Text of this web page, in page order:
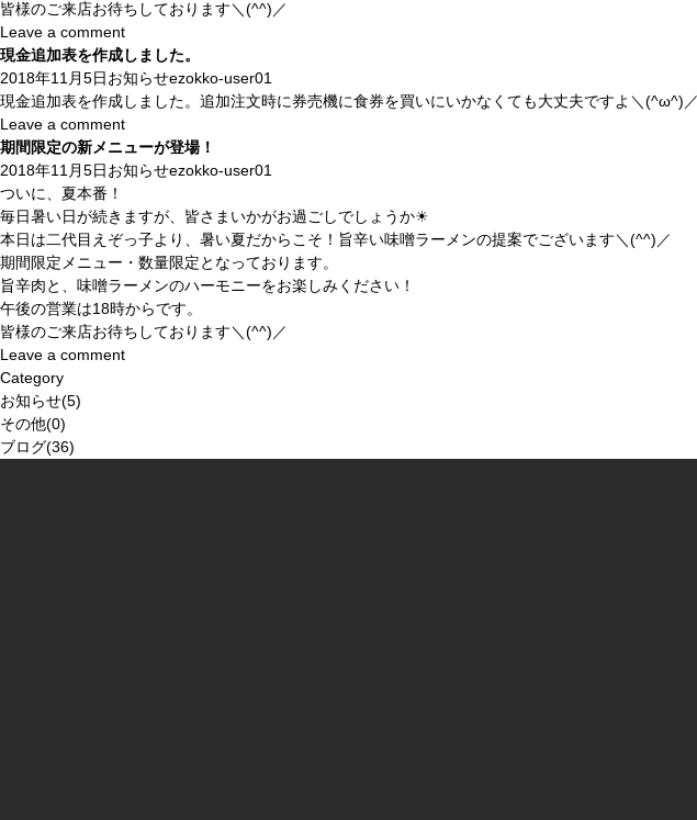
皆様のご来店お待ちしております＼(^^)／
Leave a comment
現金追加表を作成しました。
2018年11月5日お知らせezokko-user01
現金追加表を作成しました。追加注文時に券売機に食券を買いにいかなくても大丈夫ですよ＼(^ω^)
Leave a comment
期間限定の新メニューが登場！
2018年11月5日お知らせezokko-user01
ついに、夏本番！
毎日暑い日が続きますが、皆さまいかがお過ごしでしょうか☀︎
本日は二代目えぞっ子より、暑い夏だからこそ！旨辛い味噌ラーメンの提案でございます＼(^^)／
期間限定メニュー・数量限定となっております。
旨辛肉と、味噌ラーメンのハーモニーをお楽しみください！
午後の営業は18時からです。
皆様のご来店お待ちしております＼(^^)／
Leave a comment
Category
お知らせ(5)
その他(0)
ブログ(36)